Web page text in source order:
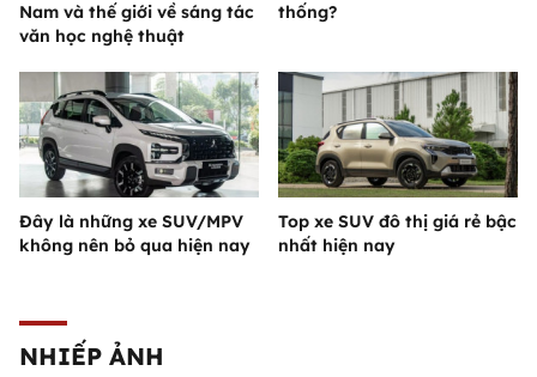
Nam và thế giới về sáng tác
văn học nghệ thuật
thống?
Đây là những xe SUV/MPV
không nên bỏ qua hiện nay
Top xe SUV đô thị giá rẻ bậc
nhất hiện nay
NHIẾP ẢNH